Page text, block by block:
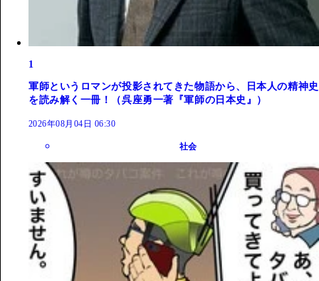
1
軍師というロマンが投影されてきた物語から、日本人の精神史
を読み解く一冊！（呉座勇一著『軍師の日本史』）
2026年08月04日 06:30
社会